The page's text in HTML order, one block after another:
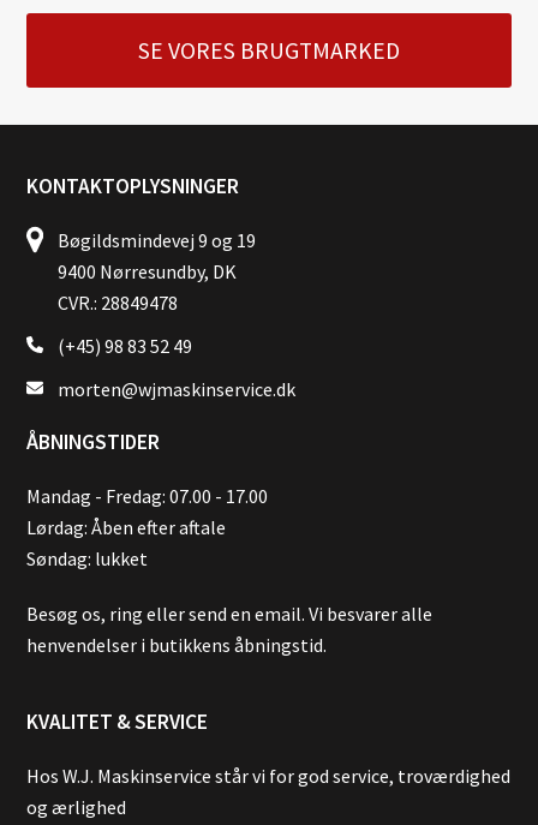
SE VORES BRUGTMARKED
KONTAKTOPLYSNINGER
Bøgildsmindevej 9 og 19
9400 Nørresundby, DK
CVR.: 28849478
(+45) 98 83 52 49
morten@wjmaskinservice.dk
ÅBNINGSTIDER
Mandag - Fredag: 07.00 - 17.00
Lørdag: Åben efter aftale
Søndag: lukket
Besøg os, ring eller send en email. Vi besvarer alle
henvendelser i butikkens åbningstid.
KVALITET & SERVICE
Hos W.J. Maskinservice står vi for god service, troværdighed
og ærlighed